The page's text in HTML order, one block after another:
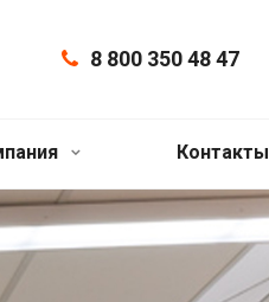
8 800 350 48 47
Контакты